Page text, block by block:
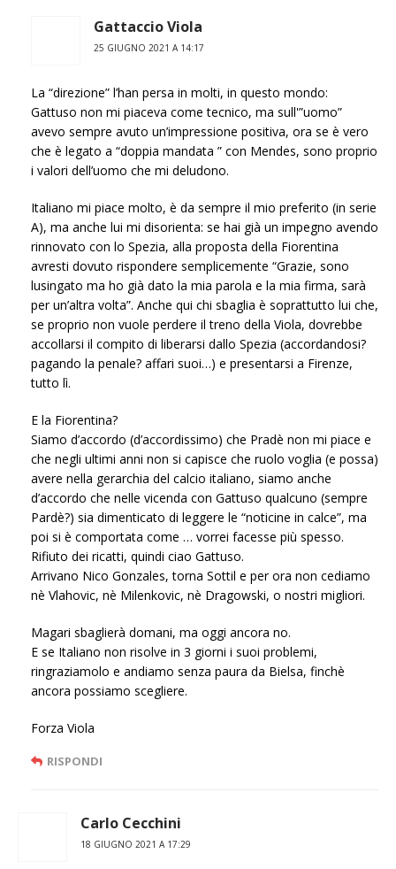
Gattaccio Viola
25 GIUGNO 2021 A 14:17
La “direzione” l’han persa in molti, in questo mondo:
Gattuso non mi piaceva come tecnico, ma sull'”uomo”
avevo sempre avuto un’impressione positiva, ora se è vero
che è legato a “doppia mandata ” con Mendes, sono proprio
i valori dell’uomo che mi deludono.
Italiano mi piace molto, è da sempre il mio preferito (in serie
A), ma anche lui mi disorienta: se hai già un impegno avendo
rinnovato con lo Spezia, alla proposta della Fiorentina
avresti dovuto rispondere semplicemente “Grazie, sono
lusingato ma ho già dato la mia parola e la mia firma, sarà
per un’altra volta”. Anche qui chi sbaglia è soprattutto lui che,
se proprio non vuole perdere il treno della Viola, dovrebbe
accollarsi il compito di liberarsi dallo Spezia (accordandosi?
pagando la penale? affari suoi…) e presentarsi a Firenze,
tutto lì.
E la Fiorentina?
Siamo d’accordo (d’accordissimo) che Pradè non mi piace e
che negli ultimi anni non si capisce che ruolo voglia (e possa)
avere nella gerarchia del calcio italiano, siamo anche
d’accordo che nelle vicenda con Gattuso qualcuno (sempre
Pardè?) sia dimenticato di leggere le “noticine in calce”, ma
poi si è comportata come … vorrei facesse più spesso.
Rifiuto dei ricatti, quindi ciao Gattuso.
Arrivano Nico Gonzales, torna Sottil e per ora non cediamo
nè Vlahovic, nè Milenkovic, nè Dragowski, o nostri migliori.
Magari sbaglierà domani, ma oggi ancora no.
E se Italiano non risolve in 3 giorni i suoi problemi,
ringraziamolo e andiamo senza paura da Bielsa, finchè
ancora possiamo scegliere.
Forza Viola
RISPONDI
Carlo Cecchini
18 GIUGNO 2021 A 17:29